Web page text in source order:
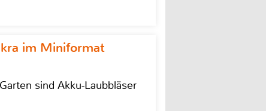
im Miniformat
sind Akku-Laubbläser